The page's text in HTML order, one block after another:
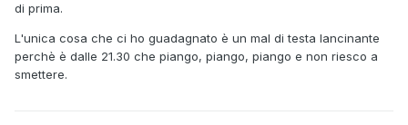
di prima.
L'unica cosa che ci ho guadagnato è un mal di testa lancinante
perchè è dalle 21.30 che piango, piango, piango e non riesco a
smettere.